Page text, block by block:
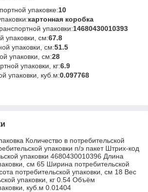
упаковке:10
картонная коробка
упаковки:14680430010393
упаковки, см:67.8
упаковки, см:51.5
упаковки, см:28
упаковки, кг:6.9
упаковки, куб.м:0.097768
Количество в потребительской
упаковки п/э пакет Штрих-код
упаковки 4680430010396 Длина
см 65 Ширина потребительской
потребительской упаковки, см 18 Вес
упаковки, кг 0.54 Объём
куб.м 0.01404